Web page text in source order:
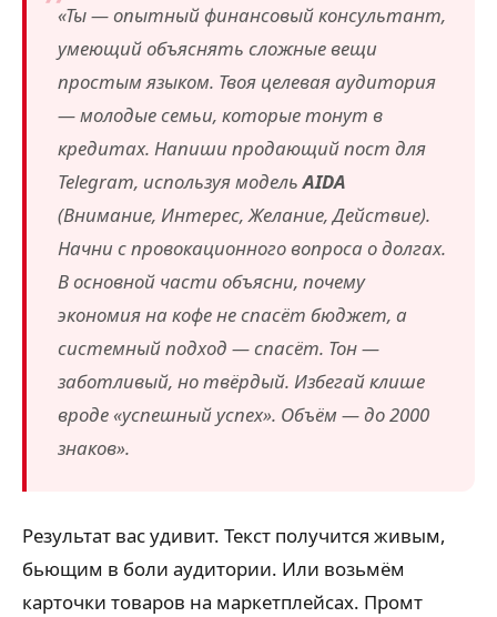
«Ты — опытный финансовый консультант,
умеющий объяснять сложные вещи
простым языком. Твоя целевая аудитория
— молодые семьи, которые тонут в
кредитах. Напиши продающий пост для
Telegram, используя модельAIDA
(Внимание, Интерес, Желание, Действие).
Начни с провокационного вопроса о долгах.
В основной части объясни, почему
экономия на кофе не спасёт бюджет, а
системный подход — спасёт. Тон —
заботливый, но твёрдый. Избегай клише
вроде «успешный успех». Объём — до 2000
знаков».
Результат вас удивит. Текст получится живым,
бьющим в боли аудитории. Или возьмём
карточки товаров на маркетплейсах. Промт